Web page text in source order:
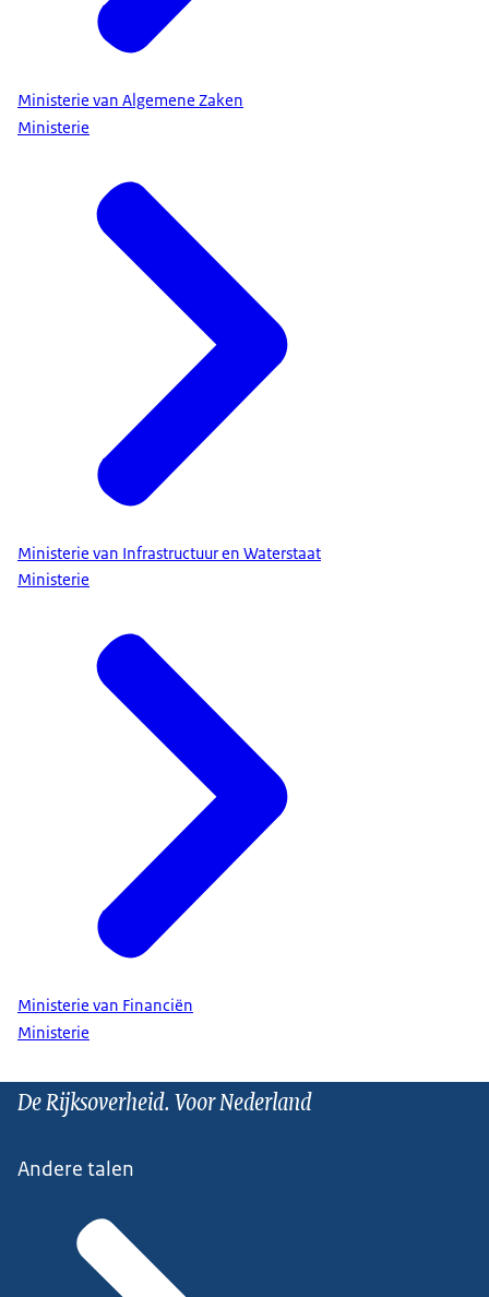
Ministerie van Algemene Zaken
Ministerie
Ministerie van Infrastructuur en Waterstaat
Ministerie
Ministerie van Financiën
Ministerie
De Rijksoverheid. Voor Nederland
Andere talen